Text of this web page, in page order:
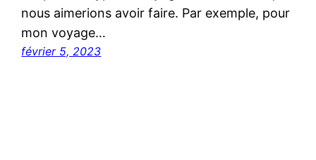
nous aimerions avoir faire. Par exemple, pour
mon voyage…
février 5, 2023